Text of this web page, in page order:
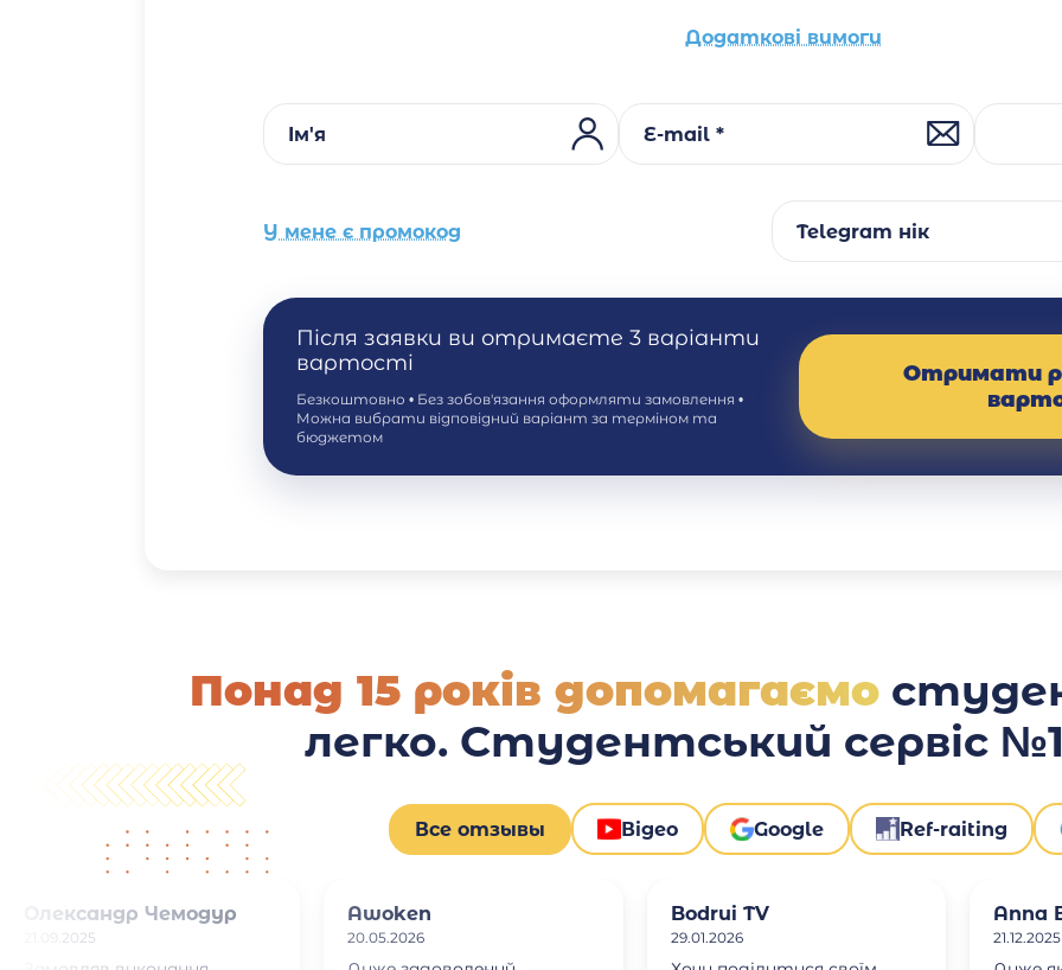
Додаткові вимоги
Ім'я E-mail *
У мене є промокод Telegram нік
Після заявки ви отримаєте 3 варіанти
вартості
Безкоштовно • Без зобов'язання оформляти замовлення •
Можна вибрати відповідний варіант за терміном та
бюджетом
Отримати
Понад 15 років допомагаємо
легко. Студентський сервіс №1
Все отзывы Відео Google Ref-raiting
Олександр Чемодур
21.09.2025
Awoken
20.05.2026
Bodrui TV
29.01.2026
Anna
21.12.2025